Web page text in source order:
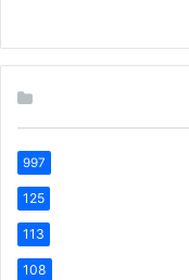
997
125
113
108